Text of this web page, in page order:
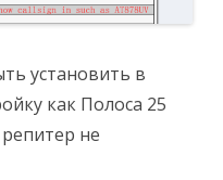
установить в
как Полоса 25
не